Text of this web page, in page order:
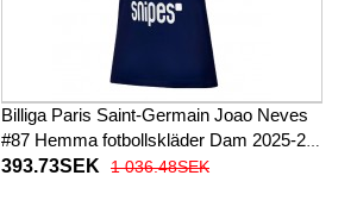
Billiga Paris Saint-Germain Joao Neves
#87 Hemma fotbollskläder Dam 2025-26
Kortärmad
393.73SEK 1 036.48SEK